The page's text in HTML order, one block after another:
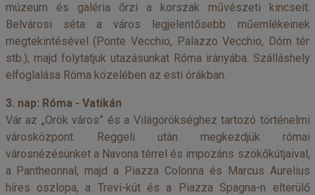
múzeum és galéria őrzi a korszak művészeti kincseit.
Belvárosi séta a város legjelentősebb műemlékeinek
megtekintésével (Ponte Vecchio, Palazzo Vecchio, Dóm tér
stb.), majd folytatjuk utazásunkat Róma irányába. Szálláshely
elfoglalása Róma közelében az esti órákban.
3. nap: Róma - Vatikán
Vár az „Örök város” és a Világörökséghez tartozó történelmi
városközpont. Reggeli után megkezdjük római
városnézésünket a Navona térrel és impozáns szökőkútjaival,
a Pantheonnal, majd a Piazza Colonna és Marcus Aurelius
híres oszlopa, a Trevi-kút és a Piazza Spagna-n elterülő